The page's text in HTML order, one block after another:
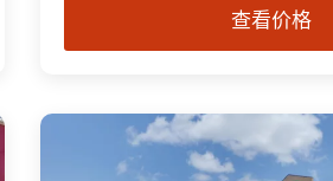
查看价格